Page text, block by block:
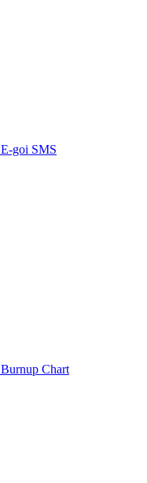
E-goi SMS
Burnup Chart